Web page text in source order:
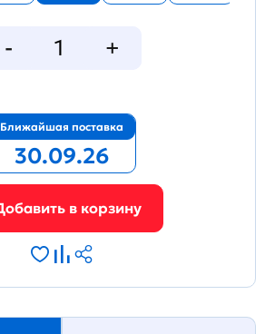
Ближайшая поставка
30.09.26